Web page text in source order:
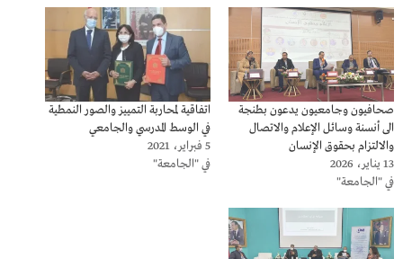
صحافيون وجامعيون يدعون بطنجة
الى أنسنة وسائل الإعلام والاتصال
والالتزام بحقوق الإنسان
13 يناير، 2026
في "الجامعة"
اتفاقية لمحاربة التمييز والصور النمطية
في الوسط المدرسي والجامعي
5 فبراير، 2021
في "الجامعة"